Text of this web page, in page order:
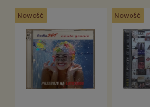
Nowość Nowość